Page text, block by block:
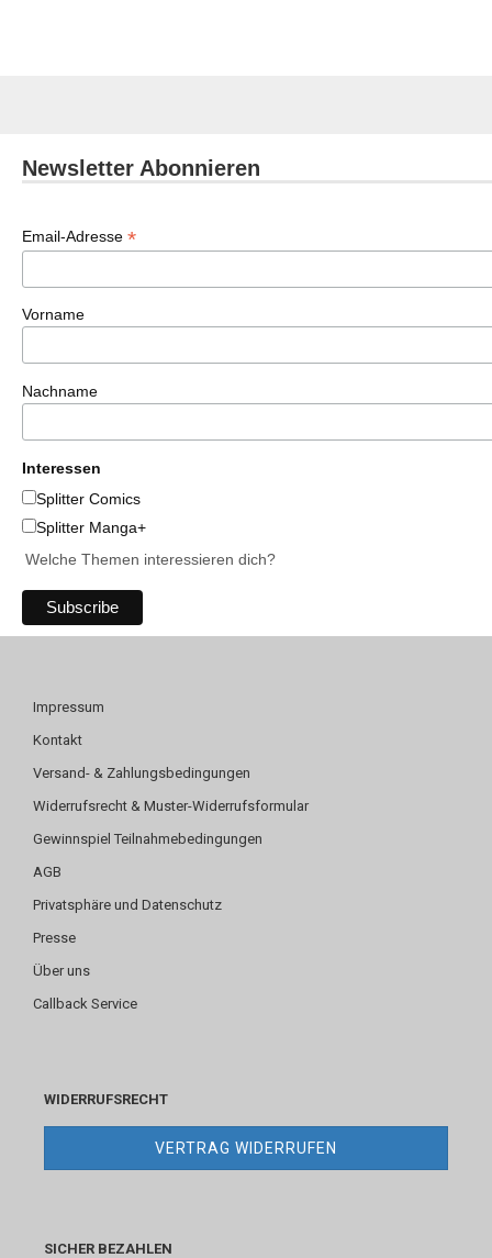
Newsletter Abonnieren
Email-Adresse *
Vorname
Nachname
Interessen
Splitter Comics
Splitter Manga+
Welche Themen interessieren dich?
Impressum
Kontakt
Versand- & Zahlungsbedingungen
Widerrufsrecht & Muster-Widerrufsformular
Gewinnspiel Teilnahmebedingungen
AGB
Privatsphäre und Datenschutz
Presse
Über uns
Callback Service
WIDERRUFSRECHT
VERTRAG WIDERRUFEN
SICHER BEZAHLEN